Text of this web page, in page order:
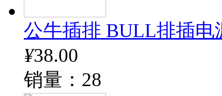
公牛插排 BULL排插电
¥38.00
销量：28